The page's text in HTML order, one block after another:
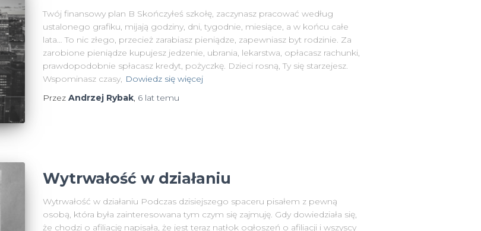
Twój finansowy plan B Skończyłeś szkołę, zaczynasz pracować według
ustalonego grafiku, mijają godziny, dni, tygodnie, miesiące, a w końcu całe
lata… To nic złego, przecież zarabiasz pieniądze, zapewniasz byt rodzinie. Za
zarobione pieniądze kupujesz jedzenie, ubrania, lekarstwa, opłacasz rachunki,
prawdopodobnie spłacasz kredyt, pożyczkę. Dzieci rosną, Ty się starzejesz.
Wspominasz czasy, Dowiedz się więcej
Przez Andrzej Rybak, 6 lattemu
Wytrwałość w działaniu
Wytrwałość w działaniu Podczas dzisiejszego spaceru pisałem z pewną
osobą, która była zainteresowana tym czym się zajmuję. Gdy dowiedziała się,
że chodzi o afiliację napisała, że jest teraz natłok ogłoszeń o afiliacji i wszyscy